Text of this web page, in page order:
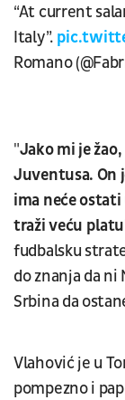
“At current
Italy”.
Romano
"Jako mi je
Juventusa. On
ima neće
traži veću platu
fudbalsku
do znanja da
Srbina da
Vlahović je u
pompezno i